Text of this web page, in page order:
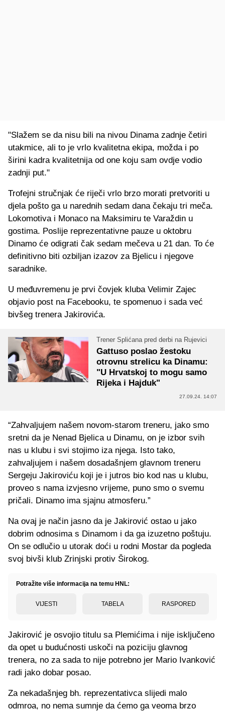
"Slažem se da nisu bili na nivou Dinama zadnje četiri
utakmice, ali to je vrlo kvalitetna ekipa, možda i po
širini kadra kvalitetnija od one koju sam ovdje vodio
zadnji put."
Trofejni stručnjak će riječi vrlo brzo morati pretvoriti u
djela pošto ga u narednih sedam dana čekaju tri meča.
Lokomotiva i Monaco na Maksimiru te Varaždin u
gostima. Poslije reprezentativne pauze u oktobru
Dinamo će odigrati čak sedam mečeva u 21 dan. To će
definitivno biti ozbiljan izazov za Bjelicu i njegove
saradnike.
U međuvremenu je prvi čovjek kluba Velimir Zajec
objavio post na Facebooku, te spomenuo i sada već
bivšeg trenera Jakirovića.
Trener Splićana pred derbi na Rujevici
Gattuso poslao žestoku
otrovnu strelicu ka Dinamu:
"U Hrvatskoj to mogu samo
Rijeka i Hajduk"
27.09.24. 14:07
“Zahvaljujem našem novom-starom treneru, jako smo
sretni da je Nenad Bjelica u Dinamu, on je izbor svih
nas u klubu i svi stojimo iza njega. Isto tako,
zahvaljujem i našem dosadašnjem glavnom treneru
Sergeju Jakiroviću koji je i jutros bio kod nas u klubu,
proveo s nama izvjesno vrijeme, puno smo o svemu
pričali. Dinamo ima sjajnu atmosferu.”
Na ovaj je način jasno da je Jakirović ostao u jako
dobrim odnosima s Dinamom i da ga izuzetno poštuju.
On se odlučio u utorak doći u rodni Mostar da pogleda
svoj bivši klub Zrinjski protiv Širokog.
Potražite više informacija na temu HNL:
VIJESTI TABELA RASPORED
Jakirović je osvojio titulu sa Plemićima i nije isključeno
da opet u budućnosti uskoči na poziciju glavnog
trenera, no za sada to nije potrebno jer Mario Ivanković
radi jako dobar posao.
Za nekadašnjeg bh. reprezentativca slijedi malo
odmroa, no nema sumnje da ćemo ga veoma brzo